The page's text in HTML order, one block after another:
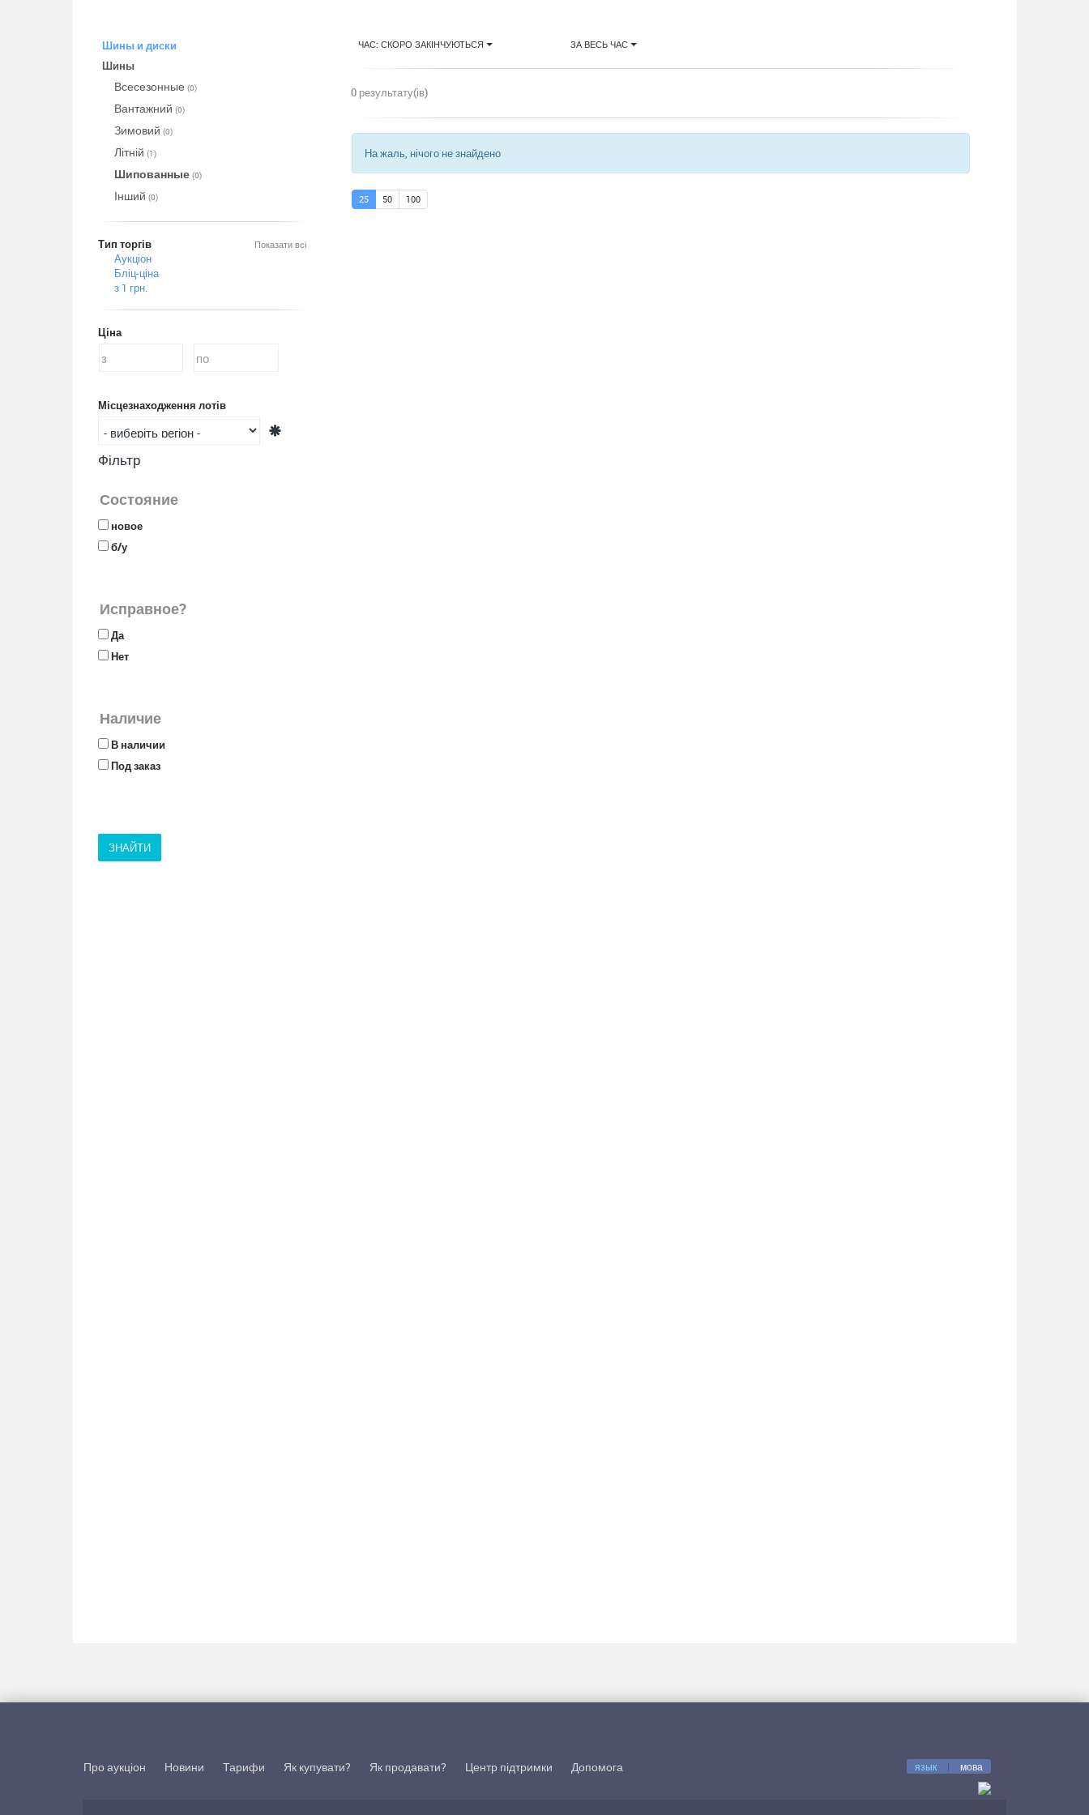
Шины и диски
Шины
Всесезонные (0)
Вантажний (0)
Зимовий (0)
Літній (1)
Шипованные (0)
Інший (0)
Показати всі
Тип торгів
Аукціон
Бліц-ціна
з 1 грн.
Ціна
Місцезнаходження лотів
Фільтр
Состояние
новое
б/у
Исправное?
Да
Нет
Наличие
В наличии
Под заказ
ЧАС: СКОРО ЗАКІНЧУЮТЬСЯ ЗА ВЕСЬ ЧАС
0 результату(ів)
На жаль, нічого не знайдено
25 50 100
Про аукціон Новини Тарифи Як купувати? Як продавати? Центр підтримки Допомога язык | мова